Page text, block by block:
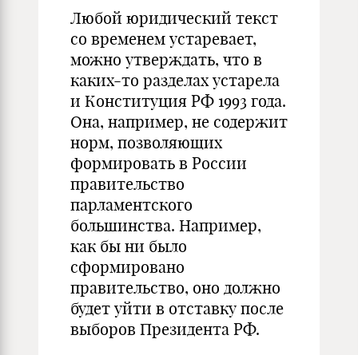
Любой юридический текст
со временем устаревает,
можно утверждать, что в
каких-то разделах устарела
и Конституция РФ 1993 года.
Она, например, не содержит
норм, позволяющих
формировать в России
правительство
парламентского
большинства. Например,
как бы ни было
сформировано
правительство, оно должно
будет уйти в отставку после
выборов Президента РФ.